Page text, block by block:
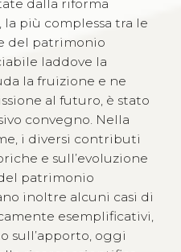
dalla riforma
più complessa tra le
del patrimonio
laddove la
la fruizione e ne
al futuro, è stato
convegno. Nella
i diversi contributi
e sull’evoluzione
patrimonio
inoltre alcuni casi di
esemplificativi,
sull’apporto, oggi